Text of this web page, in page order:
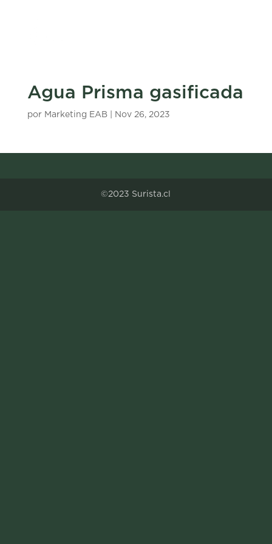
Agua Prisma gasificada
por Marketing EAB| Nov 26, 2023
©2023 Surista.cl